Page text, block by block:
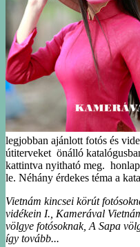
legjobban ajánlott fotós és
útiterveket önálló
kattintva nyitható meg.
le. Néhány érdekes téma a
Vietnám kincsei körút
vidékein I., Kamerával
völgye fotósoknak, A Sapa
így tovább...